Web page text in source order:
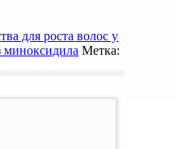
для роста волос у
миноксидила Метка: